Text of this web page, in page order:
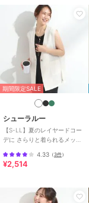
原産国
期間限定SALE
シューラルー
【S-LL】夏のレイヤードコー
デに さらりと着られるメッシ
4.33 （3件）
¥2,514